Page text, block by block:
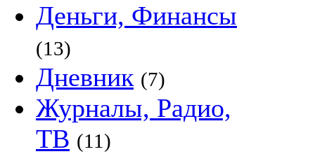
Деньги, Финансы
(13)
Дневник (7)
Журналы, Радио,
ТВ (11)